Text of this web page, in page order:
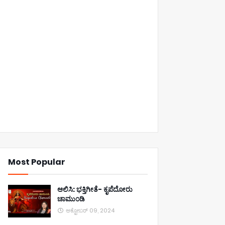
Most Popular
ಆಲಿಸಿ: ಭಕ್ತಿಗೀತೆ- ಕೃಪೆದೋರು
ಚಾಮುಂಡಿ
ಅಕ್ಟೋಬರ್ 09, 2024